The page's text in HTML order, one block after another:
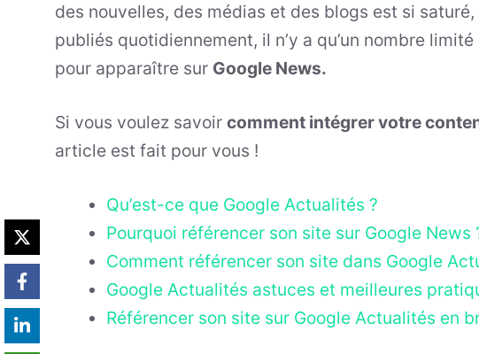
des nouvelles, des médias et des blogs est si
publiés quotidiennement, il n’y a qu’un nombre
pour apparaître sur Google News.
Si vous voulez savoir comment intégrer votre
article est fait pour vous !
Qu’est-ce que Google Actualités ?
Pourquoi référencer son site sur Google News
Comment référencer son site dans Google
Google Actualités astuces et meilleures
Référencer son site sur Google Actualités en